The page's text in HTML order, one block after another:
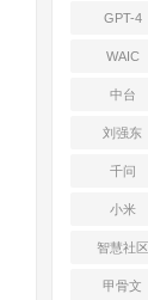
GPT-4
WAIC
中台
刘强东
千问
小米
智慧社区
甲骨文